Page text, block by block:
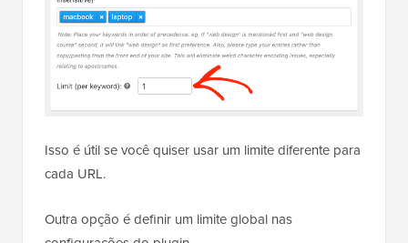
Isso é útil se você quiser usar um limite diferente para
cada URL.
Outra opção é definir um limite global nas